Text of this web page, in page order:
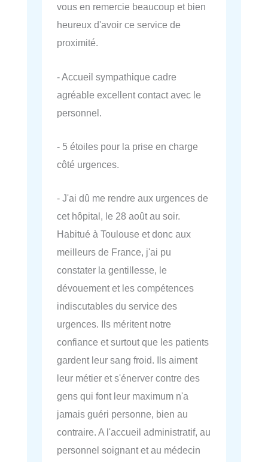
vous en remercie beaucoup et bien
heureux d'avoir ce service de
proximité.
- Accueil sympathique cadre
agréable excellent contact avec le
personnel.
- 5 étoiles pour la prise en charge
côté urgences.
- J'ai dû me rendre aux urgences de
cet hôpital, le 28 août au soir.
Habitué à Toulouse et donc aux
meilleurs de France, j'ai pu
constater la gentillesse, le
dévouement et les compétences
indiscutables du service des
urgences. Ils méritent notre
confiance et surtout que les patients
gardent leur sang froid. Ils aiment
leur métier et s'énerver contre des
gens qui font leur maximum n'a
jamais guéri personne, bien au
contraire. A l'accueil administratif, au
personnel soignant et au médecin